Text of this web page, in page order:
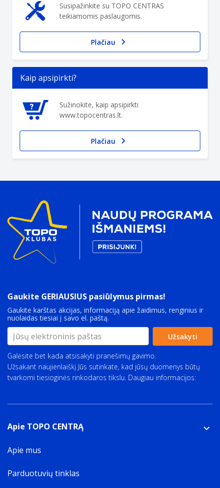
Susipažinkite su TOPO CENTRAS
teikiamomis paslaugomis.
Plačiau
Kaip apsipirkti?
Sužinokite, kaip apsipirkti
www.topocentras.lt.
Plačiau
Gaukite GERIAUSIUS pasiūlymus pirmas!
Gaukite karštas akcijas, informaciją apie žaidimus, renginius ir
nuolaidas tiesiai į savo el. paštą.
Užsakyti
Galėsite bet kada atsisakyti pranešimų gavimo.
Užsakant naujienlaiškį Jūs sutinkate, kad jūsų duomenys būtų
tvarkomi tiesioginės rinkodaros tikslu. Daugiau informacijos:
Apie TOPO CENTRĄ
Apie mus
Parduotuvių tinklas